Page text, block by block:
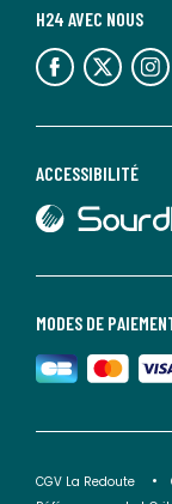
MODES DE
ACCESSIBILITÉ
lien vers Sourdline
H24 AVEC NOUS
lien vers l'espace réseaux sociaux lien vers l'espace réseaux sociaux lien vers l'espace réseaux sociaux
CGV La Redoute